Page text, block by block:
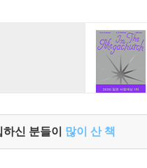
신 분들이 많이 산 책